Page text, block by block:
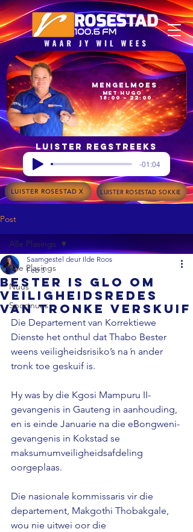
18:00 – 22:00
met Hugo
Mengelmoes
Luister regstreeks
-01:04
LUISTER ROSESTAD X LUISTER ROSESTAD SOKKIE
Post
Alle Plasings
Nuus
Sportnuus
Alle Plasings
Bester is glo om
veiligheidsredes
van tronke verskuif
Saamgestel deur Ilde Roos
Feb 3
Die Departement van Korrektiewe
Dienste het onthul dat Thabo Bester
weens veiligheidsrisiko’s na ŉ ander
tronk toe geskuif is.
Hy was by die Kgosi Mampuru II-
gevangenis in Gauteng in aanhouding,
en is einde Januarie na die eBongweni-
gevangenis in Kokstad se
maksumumveiligheidsafdeling
oorgeplaas.
Die nasionale kommissaris vir die
departement, Makgothi Thobakgale,
wou nie uitwei oor die